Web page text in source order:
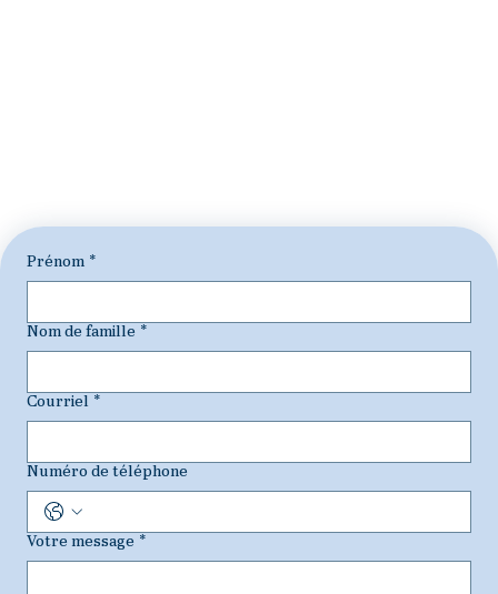
Prénom *
Nom de famille *
Courriel *
Numéro de téléphone
Votre message *